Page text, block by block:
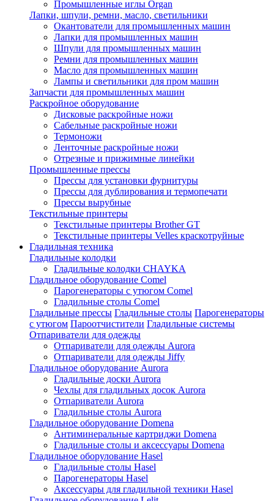
Промышленные иглы Organ
Лапки, шпули, ремни, масло, светильники
Окантователи для промышленных машин
Лапки для промышленных машин
Шпули для промышленных машин
Ремни для промышленных машин
Масло для промышленных машин
Лампы и светильники для пром машин
Запчасти для промышленных машин
Раскройное оборудование
Дисковые раскройные ножи
Сабельные раскройные ножи
Термоножи
Ленточные раскройные ножи
Отрезные и прижимные линейки
Промышленные прессы
Прессы для установки фурнитуры
Прессы для дублирования и термопечати
Прессы вырубные
Текстильные принтеры
Текстильные принтеры Brother GT
Текстильные принтеры Velles краскотруйные
Гладильная техника
Гладильные колодки
Гладильные колодки CHAYKA
Гладильное оборудование Comel
Парогенераторы с утюгом Comel
Гладильные столы Comel
Гладильные прессы Гладильные столы Парогенераторы
с утюгом Пароотчистители Гладильные системы
Отпариватели для одежды
Отпариватели для одежды Aurora
Отпариватели для одежды Jiffy
Гладильное оборудование Aurora
Гладильные доски Aurora
Чехлы для гладильных досок Aurora
Отпариватели Aurora
Гладильные столы Aurora
Гладильное оборудование Domena
Антиминеральные картриджи Domena
Гладильные столы и аксессуары Domena
Гладильное оборулование Hasel
Гладильные столы Hasel
Парогенераторы Hasel
Аксессуары для гладильной техники Hasel